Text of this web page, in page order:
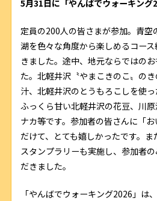
5月31日に「やんばでウォーキング
定員の200人の皆さまが参加。青空
湖を色々な角度から楽しめるコー
きました。途中、地元ならではの
た。北軽井沢〝やまこきのこ〟の
汁、北軽井沢のとうもろこしを使っ
ふっくら甘い北軽井沢の花豆、川
ナカ等です。参加者の皆さんに「
だけて、とても嬉しかったです。
スタンプラリーも実施し、参加者
だきました。
「やんばでウォーキング2026」は